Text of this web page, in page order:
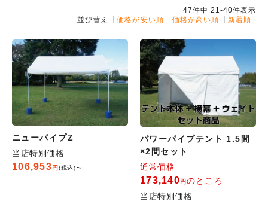
並び替え 価格が安い順 価格が高い順 新着順
47件中 21-40件表示
ニューパイプZ
当店特別価格
106,953 税込 〜
パワーパイプテント 1.5間
×2間セット
通常価格
173,140
のところ
当店特別価格